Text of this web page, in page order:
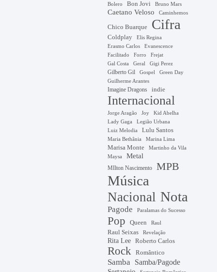
Bolero
Bon Jovi Bruno Mars
Caetano Veloso Caminhemos
Chico Buarque Cifra
Coldplay
Elis Regina
Erasmo Carlos
Evanescence
Facilitado
Forro Frejat
Gal Costa Geral Gigi Perez
Gilberto Gil Gospel Green Day
Guilherme Arantes
Imagine Dragons indie
Internacional
Jorge Aragão Joy Kid Abelha
Lady Gaga
Legião Urbana
Luiz Melodia
Lulu Santos
Maria Bethânia Marina Lima
Marisa Monte
Martinho da Vila
Maysa
Metal
MIlton Nascimento MPB
Música
Nacional Nota
Pagode Paralamas do Sucesso
Pop Queen Raul
Raul Seixas Revelação
Rita Lee Roberto Carlos
Rock Romântico
Samba
Samba/Pagode